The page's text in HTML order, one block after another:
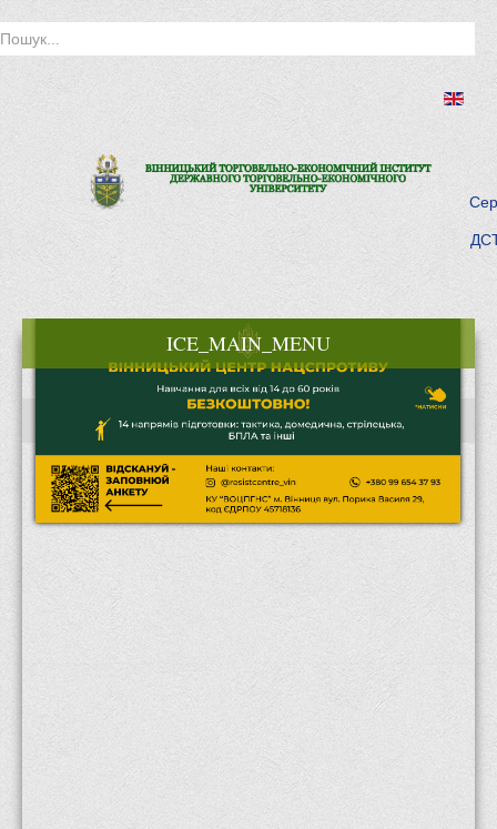
ICE_MAIN_MENU
Історія інституту
Інститут сьогодні
Місія та цілі
Публічна інформація
Заходи запобігання протиправним діям
Антикорупційні заходи
Протидія тероризму та насиллю
Як розпізнати глорифікацію збройної агресії РФ проти
України та протистояти їй?